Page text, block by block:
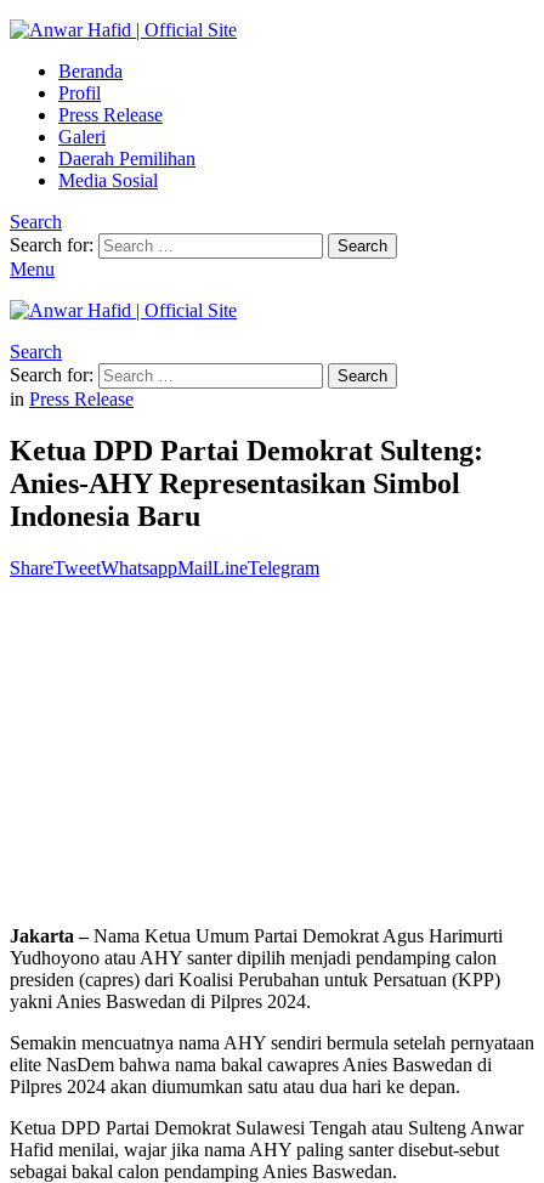
Beranda
Profil
Press Release
Galeri
Daerah Pemilihan
Media Sosial
Search
Search for:
Search
Menu
Search
Search for:
Search
in Press Release
Ketua DPD Partai Demokrat Sulteng:
Anies-AHY Representasikan Simbol
Indonesia Baru
ShareTweetWhatsappMailLineTelegram
Jakarta –Nama Ketua Umum Partai Demokrat Agus Harimurti
Yudhoyono atau AHY santer dipilih menjadi pendamping calon
presiden (capres) dari Koalisi Perubahan untuk Persatuan (KPP)
yakni Anies Baswedan di Pilpres 2024.
Semakin mencuatnya nama AHY sendiri bermula setelah pernyataan
elite NasDem bahwa nama bakal cawapres Anies Baswedan di
Pilpres 2024 akan diumumkan satu atau dua hari ke depan.
Ketua DPD Partai Demokrat Sulawesi Tengah atau Sulteng Anwar
Hafid menilai, wajar jika nama AHY paling santer disebut-sebut
sebagai bakal calon pendamping Anies Baswedan.